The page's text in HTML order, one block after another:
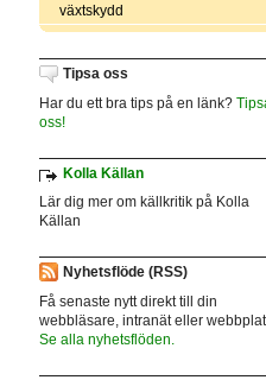
växtskydd
Tipsa oss
Har du ett bra tips på en länk?
oss!
Kolla Källan
Lär dig mer om källkritik på Kolla
Källan
Nyhetsflöde (RSS)
Få senaste nytt direkt till din
webbläsare, intranät eller
Se alla nyhetsflöden.